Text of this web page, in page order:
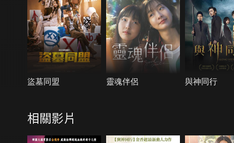
盜墓同盟 靈魂伴侶 與神同行
相關影片